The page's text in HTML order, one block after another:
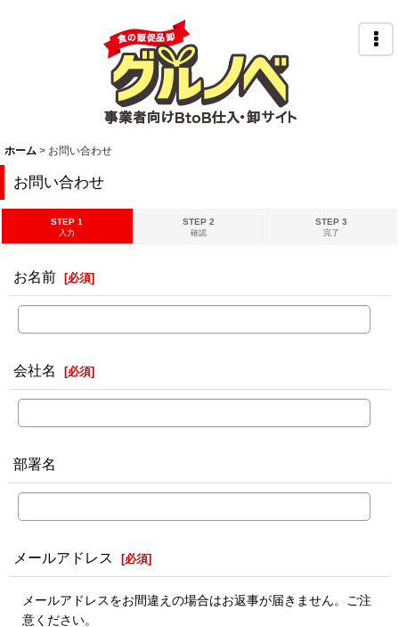
ホーム > お問い合わせ
お問い合わせ
STEP 1
入力
STEP 2
確認
STEP 3
完了
お名前 [必須]
会社名 [必須]
部署名
メールアドレス [必須]
メールアドレスをお間違えの場合はお返事が届きません。ご注
意ください。